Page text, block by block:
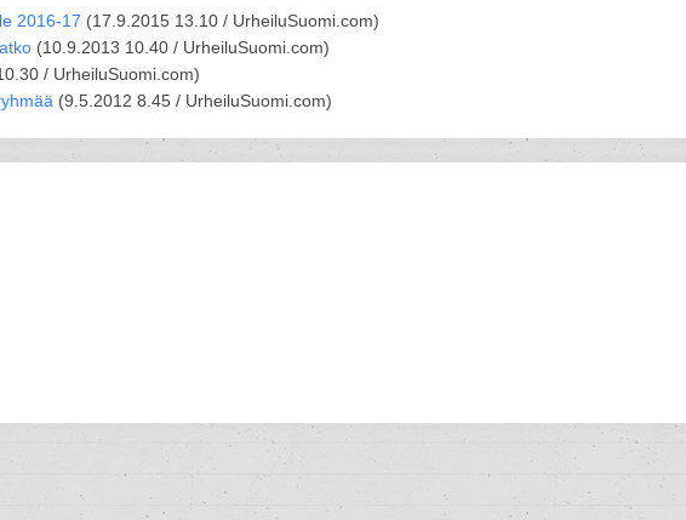
2016-17 (17.9.2015 13.10 / UrheiluSuomi.com)
(10.9.2013 10.40 / UrheiluSuomi.com)
/ UrheiluSuomi.com)
(9.5.2012 8.45 / UrheiluSuomi.com)